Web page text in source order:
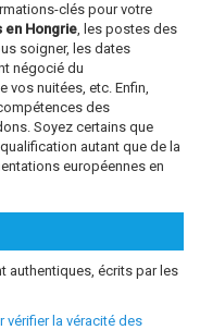
clés pour votre
en Hongrie, les postes des
soigner, les dates
négocié du
vos nuitées, etc. Enfin,
des
Soyez certains que
autant que de la
européennes en
authentiques, écrits par les
la véracité des